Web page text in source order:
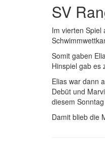
SV
Im vierten Spiel
Somit gaben
Hinspiel gab es
Elias war dann
Debüt und
diesem
Damit blieb die